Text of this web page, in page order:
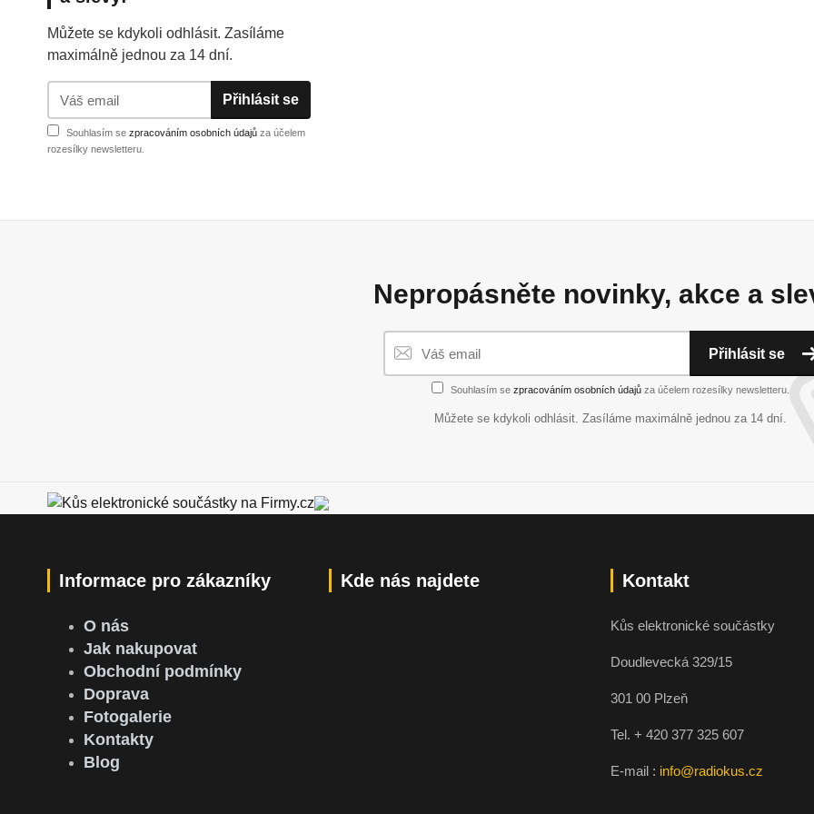
Můžete se kdykoli odhlásit. Zasíláme
maximálně jednou za 14 dní.
Přihlásit se
Souhlasím se zpracováním osobních údajů za účelem
rozesílky newsletteru.
Nepropásněte novinky, akce a
Přihlásit se
Souhlasím se zpracováním osobních údajů za účelem rozesílky newsletteru.
Můžete se kdykoli odhlásit. Zasíláme maximálně jednou za 14 dní.
Informace pro zákazníky
O nás
Jak nakupovat
Obchodní podmínky
Doprava
Fotogalerie
Kontakty
Blog
Kde nás najdete Kontakt
Kůs elektronické součástky
Doudlevecká 329/15
301 00 Plzeň
Tel. + 420 377 325 607
E-mail : info@radiokus.cz